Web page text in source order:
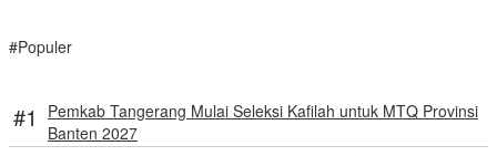
#Populer
Pemkab Tangerang Mulai Seleksi Kafilah untuk MTQ Provinsi
Banten 2027